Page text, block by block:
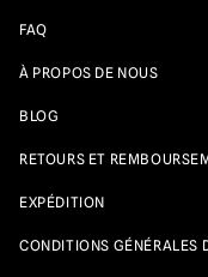
FAQ
À PROPOS DE NOUS
BLOG
RETOURS ET
EXPÉDITION
CONDITIONS GÉNÉRALES